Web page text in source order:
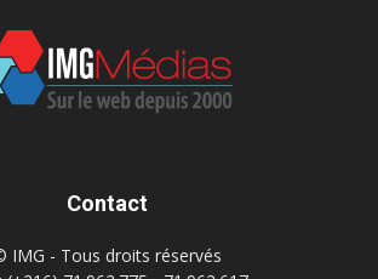
Contact
IMG - Tous droits réservés